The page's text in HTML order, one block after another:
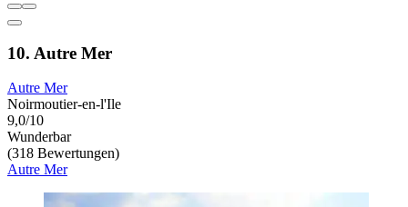
10. Autre Mer
Autre Mer
Noirmoutier-en-l'Ile
9,0/10
Wunderbar
(318 Bewertungen)
Autre Mer